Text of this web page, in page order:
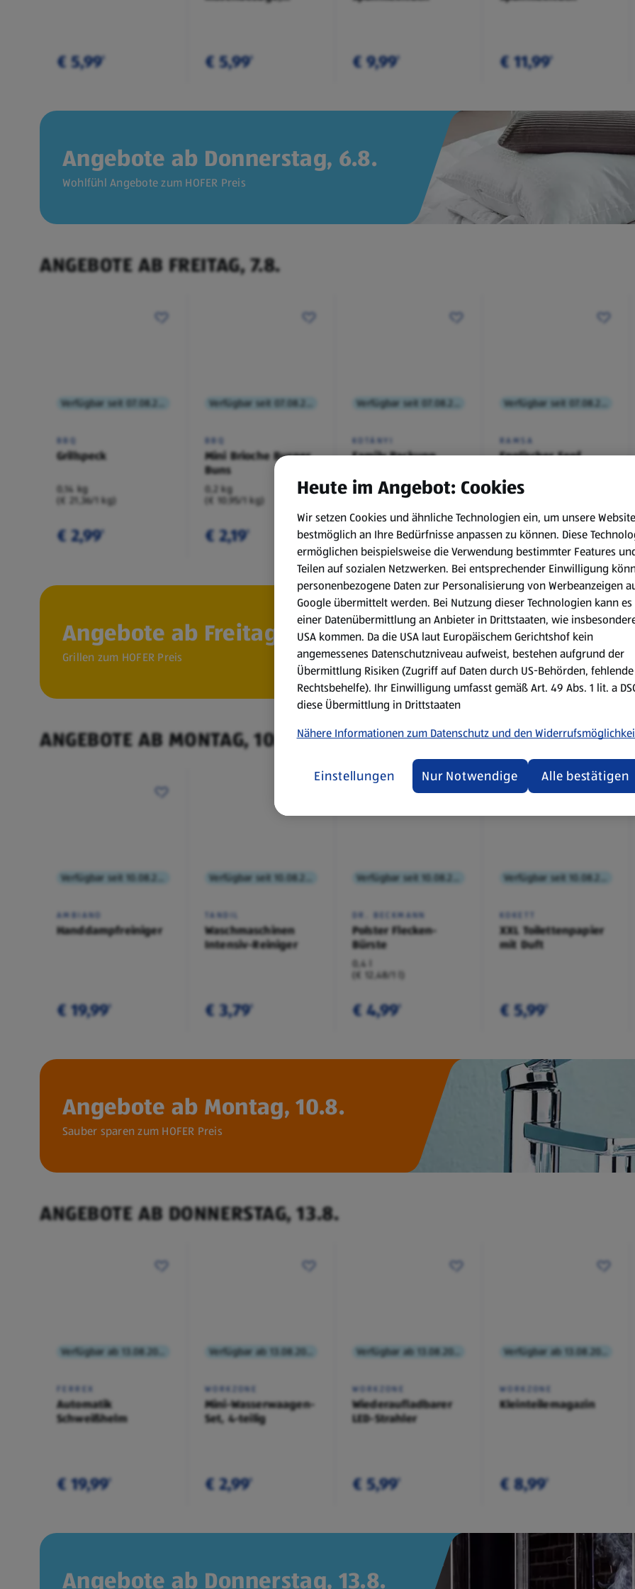
€ 5,99¹ € 5,99¹ € 9,99¹ € 11,99¹
Angebote ab Donnerstag, 6.8.
Wohlfühl Angebote zum HOFER Preis
ANGEBOTE AB FREITAG, 7.8.
BBQ
Grillspeck
0,14 kg
(€ 21,36/1 kg)
€ 2,99¹
BBQ
Mini Brioche Burger
Buns
0,2 kg
(€ 10,95/1 kg)
€ 2,19¹
KOTÁNYI
Family Packung,
Würzmischung
€ 2,49¹
RAMSA
Englischer Senf
0,1 kg
€ 0,99¹˒² € 1,29
Angebote ab Freitag, 7.8.
Grillen zum HOFER Preis
ANGEBOTE AB MONTAG, 10.8.
AMBIANO
Handdampfreiniger
€ 19,99¹
TANDIL
Waschmaschinen
Intensiv-Reiniger
€ 3,79¹
DR. BECKMANN
Polster Flecken-
Bürste
0,4 l
(€ 12,48/1 l)
€ 4,99¹
KOKETT
XXL Toilettenpapier
mit Duft
€ 5,99¹
Angebote ab Montag, 10.8.
Sauber sparen zum HOFER Preis
ANGEBOTE AB DONNERSTAG, 13.8.
FERREX
Automatik
Schweißhelm
€ 19,99¹
WORKZONE
Mini-Wasserwaagen-
Set, 4-teilig
€ 2,99¹
WORKZONE
Wiederaufladbarer
LED-Strahler
€ 5,99¹
WORKZONE
Kleinteilemagazin
€ 8,99¹
Angebote ab Donnerstag, 13.8.
Heute im Angebot: Cookies
Wir setzen Cookies und ähnliche Technologien ein, um unsere Website
bestmöglich an Ihre Bedürfnisse anpassen zu können. Diese
ermöglichen beispielsweise die Verwendung bestimmter Features
Teilen auf sozialen Netzwerken. Bei entsprechender Einwilligung
personenbezogene Daten zur Personalisierung von Werbeanzeigen
Google übermittelt werden. Bei Nutzung dieser Technologien kann es
einer Datenübermittlung an Anbieter in Drittstaaten, wie
USA kommen. Da die USA laut Europäischem Gerichtshof kein
angemessenes Datenschutzniveau aufweist, bestehen aufgrund der
Übermittlung Risiken (Zugriff auf Daten durch US-Behörden, fehlende
Rechtsbehelfe). Ihr Einwilligung umfasst gemäß Art. 49 Abs. 1 lit. a
diese Übermittlung in Drittstaaten
Nähere Informationen zum Datenschutz und den
Einstellungen Nur Notwendige Alle bestätigen